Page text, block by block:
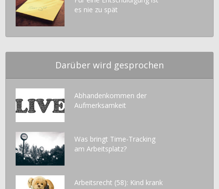
es nie zu spät
Darüber wird gesprochen
Abhandenkommen der
Aufmerksamkeit
Was bringt Time-Tracking
am Arbeitsplatz?
Arbeitsrecht (58): Kind krank